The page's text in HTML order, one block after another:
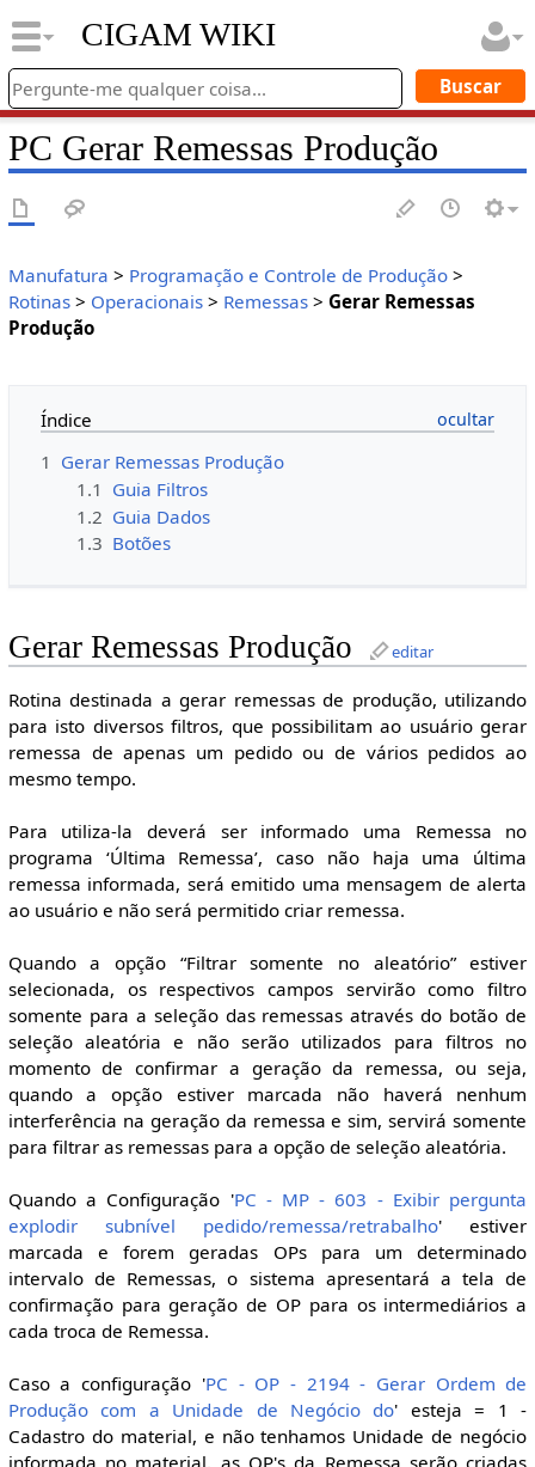
CIGAM WIKI
PC Gerar Remessas Produção
Manufatura > Programação e Controle de Produção>
Rotinas> Operacionais> Remessas> Gerar Remessas
Produção
Índice
1 Gerar Remessas Produção
1.1 Guia Filtros
1.2 Guia Dados
1.3 Botões
Gerar Remessas Produção editar
Rotina destinada a gerar remessas de produção, utilizando
para isto diversos filtros, que possibilitam ao usuário gerar
remessa de apenas um pedido ou de vários pedidos ao
mesmo tempo.
Para utiliza-la deverá ser informado uma Remessa no
programa ‘Última Remessa’, caso não haja uma última
remessa informada, será emitido uma mensagem de alerta
ao usuário e não será permitido criar remessa.
Quando a opção “Filtrar somente no aleatório” estiver
selecionada, os respectivos campos servirão como filtro
somente para a seleção das remessas através do botão de
seleção aleatória e não serão utilizados para filtros no
momento de confirmar a geração da remessa, ou seja,
quando a opção estiver marcada não haverá nenhum
interferência na geração da remessa e sim, servirá somente
para filtrar as remessas para a opção de seleção aleatória.
Quando a Configuração 'PC - MP - 603 - Exibir pergunta
explodir subnível pedido/remessa/retrabalho' estiver
marcada e forem geradas OPs para um determinado
intervalo de Remessas, o sistema apresentará a tela de
confirmação para geração de OP para os intermediários a
cada troca de Remessa.
Caso a configuração 'PC - OP - 2194 - Gerar Ordem de
Produção com a Unidade de Negócio do' esteja = 1 -
Cadastro do material, e não tenhamos Unidade de negócio
informada no material, as OP's da Remessa serão criadas